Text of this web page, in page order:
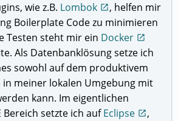
wie z.B. Lombok open_in_new, helfen mir
Boilerplate Code zu minimieren
Testen steht mir ein Docker open_in_new
Als Datenbanklösung setze ich
sowohl auf dem produktivem
in meiner lokalen Umgebung mit
kann. Im eigentlichen
Bereich setzte ich aufEclipse open_in_new,